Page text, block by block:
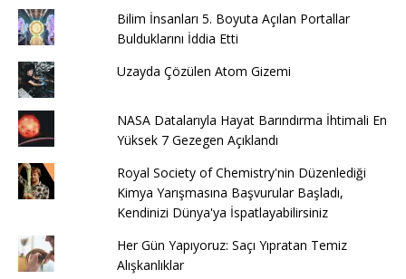
Bilim İnsanları 5. Boyuta Açılan Portallar
Bulduklarını İddia Etti
Uzayda Çözülen Atom Gizemi
NASA Datalarıyla Hayat Barındırma İhtimali En
Yüksek 7 Gezegen Açıklandı
Royal Society of Chemistry'nin Düzenlediği
Kimya Yarışmasına Başvurular Başladı,
Kendinizi Dünya'ya İspatlayabilirsiniz
Her Gün Yapıyoruz: Saçı Yıpratan Temiz
Alışkanlıklar